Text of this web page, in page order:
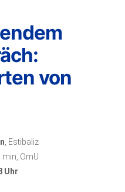
von
, Estibaliz
OmU
Uhr